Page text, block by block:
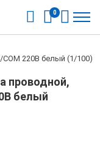
0
220В белый (1/100)
проводной,
белый